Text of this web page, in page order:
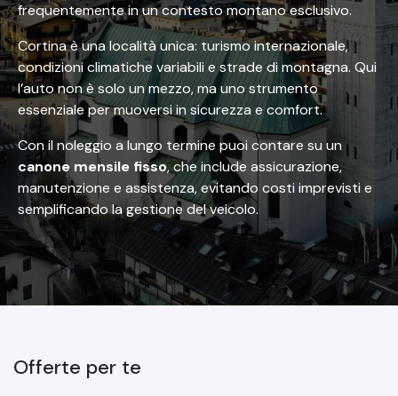
frequentemente in un contesto montano esclusivo.
Cortina è una località unica: turismo internazionale,
condizioni climatiche variabili e strade di montagna. Qui
l’auto non è solo un mezzo, ma uno strumento
essenziale per muoversi in sicurezza e comfort.
Con il noleggio a lungo termine puoi contare su un
canone mensile fisso, che include assicurazione,
manutenzione e assistenza, evitando costi imprevisti e
semplificando la gestione del veicolo.
Offerte per te